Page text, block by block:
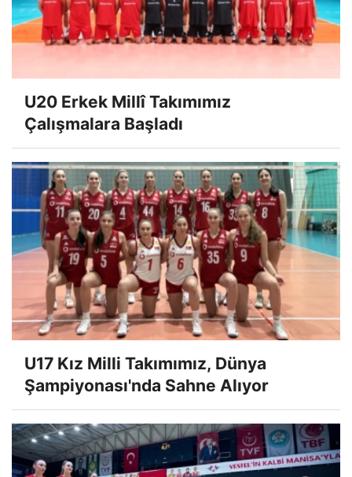
U20 Erkek Millî Takımımız
Çalışmalara Başladı
U17 Kız Milli Takımımız, Dünya
Şampiyonası'nda Sahne Alıyor